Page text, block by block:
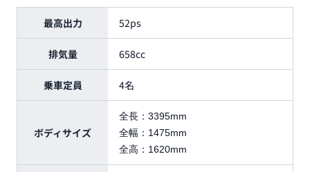
最高出力 52ps
排気量 658cc
乗車定員 4名
ボディサイズ
全長： 3395mm
全幅： 1475mm
全高： 1620mm